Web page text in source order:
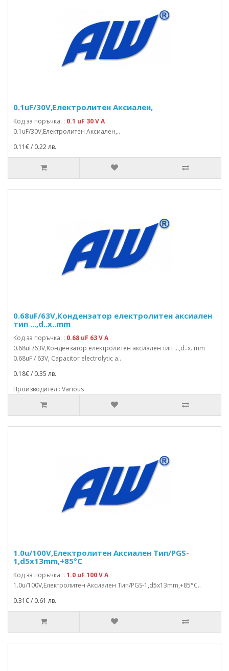
0.1uF/30V,Електролитен Аксиален,
Код за поръчка: : 0.1 uF 30 V A
0.1uF/30V,Електролитен Аксиален,..
0.11€ / 0.22 лв.
0.68uF/63V,Кондензатор електролитен аксиален
тип ...,d..x..mm
Код за поръчка: : 0.68 uF 63 V A
0.68uF/63V,Кондензатор електролитен аксиален тип ...,d..x..mm
0.68uF / 63V, Capacitor electrolytic a..
0.18€ / 0.35 лв.
Производител : Various
1.0u/100V,Електролитен Аксиален Тип/PGS-
1,d5x13mm,+85°C
Код за поръчка: : 1.0 uF 100 V A
1.0u/100V,Електролитен Аксиален Тип/PGS-1,d5x13mm,+85°C..
0.31€ / 0.61 лв.